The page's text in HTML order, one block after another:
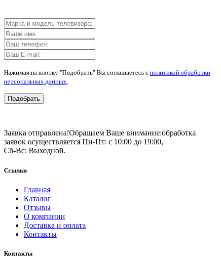
Нажимая на кнопку "Подобрать" Вы соглашаетесь с политикой обработки
персональных данных.
Подобрать
Заявка отправлена!Обращаем Ваше внимание:обработка
заявок осуществляется Пн-Пт: с 10:00 до 19:00,
Сб-Вс: Выходной.
Ссылки
Главная
Каталог
Отзывы
О компании
Доставка и оплата
Контакты
Контакты